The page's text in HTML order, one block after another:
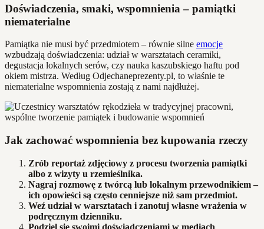
Doświadczenia, smaki, wspomnienia – pamiątki
niematerialne
Pamiątka nie musi być przedmiotem – równie silne emocje
wzbudzają doświadczenia: udział w warsztatach ceramiki,
degustacja lokalnych serów, czy nauka kaszubskiego haftu pod
okiem mistrza. Według Odjechaneprezenty.pl, to właśnie te
niematerialne wspomnienia zostają z nami najdłużej.
Jak zachować wspomnienia bez kupowania rzeczy
Zrób reportaż zdjęciowy z procesu tworzenia pamiątki
albo z wizyty u rzemieślnika.
Nagraj rozmowę z twórcą lub lokalnym przewodnikiem –
ich opowieści są często cenniejsze niż sam przedmiot.
Weź udział w warsztatach i zanotuj własne wrażenia w
podręcznym dzienniku.
Podziel się swoimi doświadczeniami w mediach